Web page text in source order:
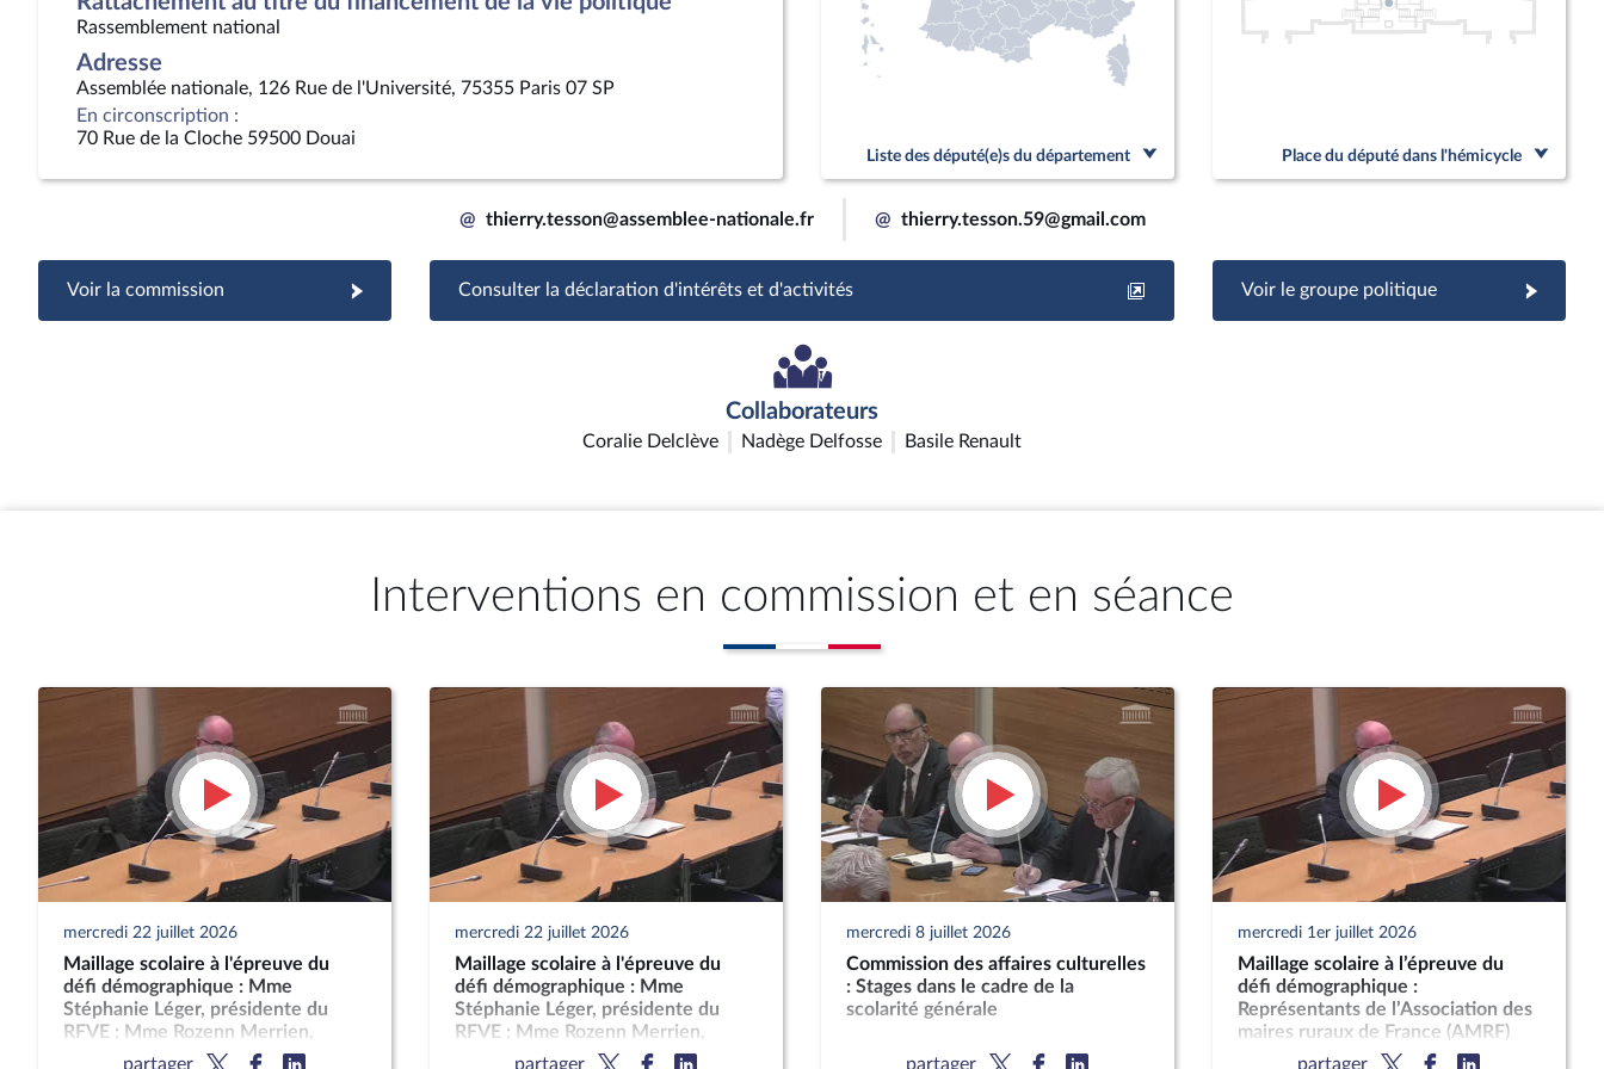
Rassemblement national
Adresse
Assemblée nationale, 126 Rue de l'Université, 75355 Paris 07 SP
En circonscription :
70 Rue de la Cloche 59500 Douai
Liste des député(e)s du département Place du député dans l'hémicycle
@ thierry.tesson@assemblee-nationale.fr @ thierry.tesson.59@gmail.com
Voir la commission Consulter la déclaration d'intérêts et d'activités Voir le groupe politique
Collaborateurs
Coralie Delclève Nadège Delfosse Basile Renault
Interventions en commission et en séance
mercredi 22 juillet 2026
Maillage scolaire à l'épreuve du
défi démographique : Mme
Stéphanie Léger, présidente du
RFVE ; Mme Rozenn Merrien,
présidente de l'Andev, et M.
partager
mercredi 22 juillet 2026
Maillage scolaire à l'épreuve du
défi démographique : Mme
Stéphanie Léger, présidente du
RFVE ; Mme Rozenn Merrien,
présidente de l'Andev, et M.
partager
mercredi 8 juillet 2026
Commission des affaires culturelles
: Stages dans le cadre de la
scolarité générale
partager
mercredi 1er juillet 2026
Maillage scolaire à l’épreuve du
défi démographique :
Représentants de l’Association des
maires ruraux de France (AMRF)
puis de l’Association des petites
partager